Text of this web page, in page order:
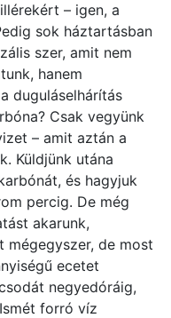
– igen, a
sok háztartásban
szer, amit nem
hanem
duguláselhárítás
Csak vegyünk
– amit aztán a
Küldjünk utána
és hagyjuk
percig. De még
akarunk,
mégegyszer, de most
ecetet
negyedóráig,
forró víz